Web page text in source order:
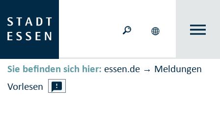
Sie befinden sich hier: essen.de → Meldungen
Vorlesen